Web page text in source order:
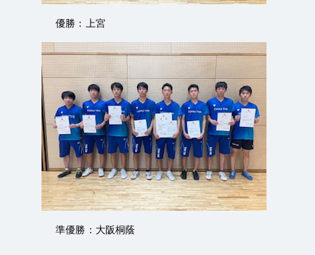
優勝：上宮
準優勝：大阪桐蔭